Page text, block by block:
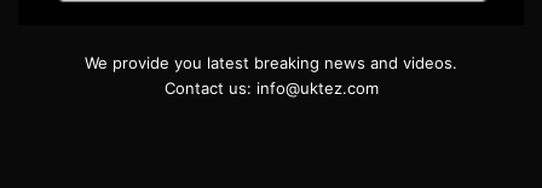
We provide you latest breaking news and videos.
Contact us: info@uktez.com